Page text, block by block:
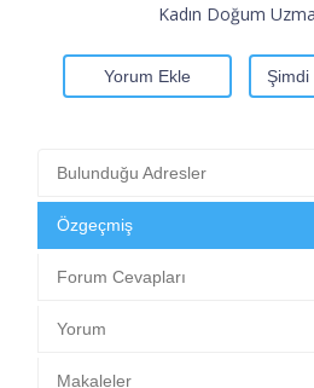
Kadın Doğum
Yorum Ekle Şimdi
Bulunduğu Adresler
Özgeçmiş
Forum Cevapları
Yorum
Makaleler